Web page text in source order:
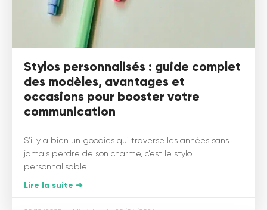
Stylos personnalisés : guide complet
des modèles, avantages et
occasions pour booster votre
communication
S’il y a bien un goodies qui traverse les années sans
jamais perdre de son charme, c’est le stylo
personnalisable....
Lire la suite ➜